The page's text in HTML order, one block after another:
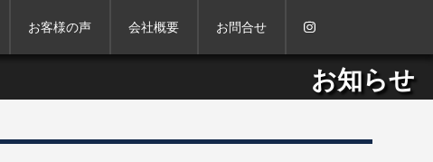
お客様の声 会社概要 お問合せ
お知らせ